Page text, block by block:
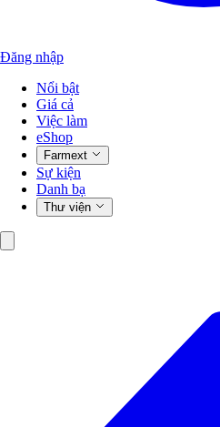
Đăng nhập
Nổi bật
Giá cả
Việc làm
eShop
Farmext
Sự kiện
Danh bạ
Thư viện